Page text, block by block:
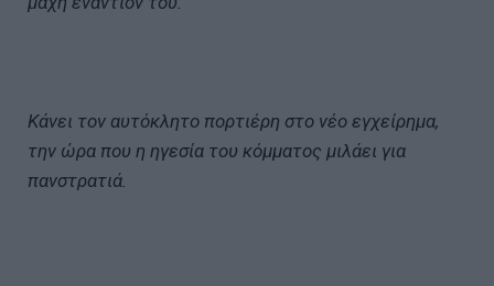
Κάνει τον αυτόκλητο πορτιέρη στο νέο εγχείρημα,
την ώρα που η ηγεσία του κόμματος μιλάει για
πανστρατιά.